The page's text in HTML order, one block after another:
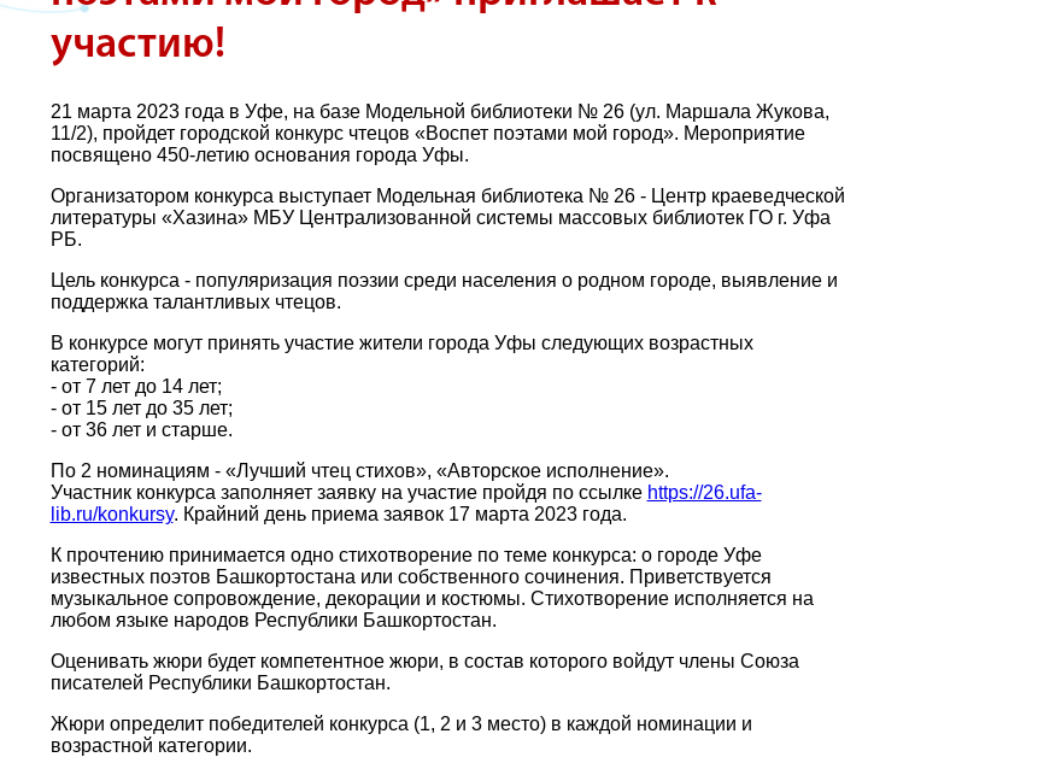
участию!
21 марта 2023 года в Уфе, на базе Модельной библиотеки № 26 (ул. Маршала Жукова,
11/2), пройдет городской конкурс чтецов «Воспет поэтами мой город». Мероприятие
посвящено 450-летию основания города Уфы.
Организатором конкурса выступает Модельная библиотека № 26 - Центр краеведческой
литературы «Хазина» МБУ Централизованной системы массовых библиотек ГО г. Уфа
РБ.
Цель конкурса - популяризация поэзии среди населения о родном городе, выявление и
поддержка талантливых чтецов.
В конкурсе могут принять участие жители города Уфы следующих возрастных
категорий:
- от 7 лет до 14 лет;
- от 15 лет до 35 лет;
- от 36 лет и старше.
По 2 номинациям - «Лучший чтец стихов», «Авторское исполнение».
Участник конкурса заполняет заявку на участие пройдя по ссылке https://26.ufa-
lib.ru/konkursy. Крайний день приема заявок 17 марта 2023 года.
К прочтению принимается одно стихотворение по теме конкурса: о городе Уфе
известных поэтов Башкортостана или собственного сочинения. Приветствуется
музыкальное сопровождение, декорации и костюмы. Стихотворение исполняется на
любом языке народов Республики Башкортостан.
Оценивать жюри будет компетентное жюри, в состав которого войдут члены Союза
писателей Республики Башкортостан.
Жюри определит победителей конкурса (1, 2 и 3 место) в каждой номинации и
возрастной категории.